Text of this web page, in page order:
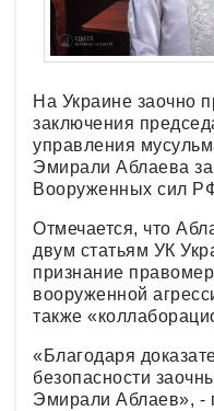
На Украине заочно
заключения
управления
Эмирали Аблаева
Вооруженных сил
Отмечается, что
двум статьям УК
признание
вооруженной
также
«Благодаря
безопасности
Эмирали Аблаев», -